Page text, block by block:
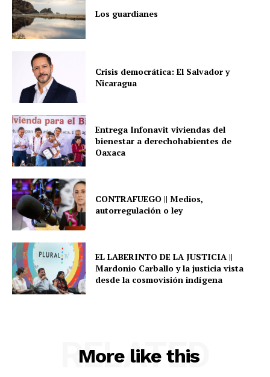
Los guardianes
Crisis democrática: El Salvador y
Nicaragua
Entrega Infonavit viviendas del
bienestar a derechohabientes de
Oaxaca
CONTRAFUEGO || Medios,
autorregulación o ley
EL LABERINTO DE LA JUSTICIA ||
Mardonio Carballo y la justicia vista
desde la cosmovisión indígena
More like this
RELATED